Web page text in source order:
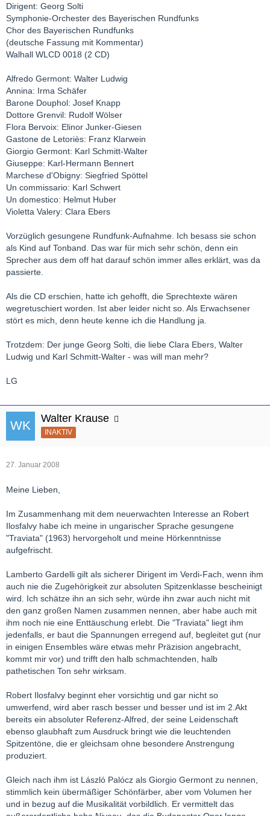
Dirigent: Georg Solti
Symphonie-Orchester des Bayerischen Rundfunks
Chor des Bayerischen Rundfunks
(deutsche Fassung mit Kommentar)
Walhall WLCD 0018 (2 CD)
Alfredo Germont: Walter Ludwig
Annina: Irma Schäfer
Barone Douphol: Josef Knapp
Dottore Grenvil: Rudolf Wölser
Flora Bervoix: Elinor Junker-Giesen
Gastone de Letoriès: Franz Klarwein
Giorgio Germont: Karl Schmitt-Walter
Giuseppe: Karl-Hermann Bennert
Marchese d'Obigny: Siegfried Spöttel
Un commissario: Karl Schwert
Un domestico: Helmut Huber
Violetta Valery: Clara Ebers
Vorzüglich gesungene Rundfunk-Aufnahme. Ich besass sie schon
als Kind auf Tonband. Das war für mich sehr schön, denn ein
Sprecher aus dem off hat darauf schön immer alles erklärt, was da
passierte.
Als die CD erschien, hatte ich gehofft, die Sprechtexte wären
wegretuschiert worden. Ist aber leider nicht so. Als Erwachsener
stört es mich, denn heute kenne ich die Handlung ja.
Trotzdem: Der junge Georg Solti, die liebe Clara Ebers, Walter
Ludwig und Karl Schmitt-Walter - was will man mehr?
LG
Walter Krause
INAKTIV
27. Januar 2008
Meine Lieben,
Im Zusammenhang mit dem neuerwachten Interesse an Robert
Ilosfalvy habe ich meine in ungarischer Sprache gesungene
"Traviata" (1963) hervorgeholt und meine Hörkenntnisse
aufgefrischt.
Lamberto Gardelli gilt als sicherer Dirigent im Verdi-Fach, wenn ihm
auch nie die Zugehörigkeit zur absoluten Spitzenklasse bescheinigt
wird. Ich schätze ihn an sich sehr, würde ihn zwar auch nicht mit
den ganz großen Namen zusammen nennen, aber habe auch mit
ihm noch nie eine Enttäuschung erlebt. Die "Traviata" liegt ihm
jedenfalls, er baut die Spannungen erregend auf, begleitet gut (nur
in einigen Ensembles wäre etwas mehr Präzision angebracht,
kommt mir vor) und trifft den halb schmachtenden, halb
pathetischen Ton sehr wirksam.
Robert Ilosfalvy beginnt eher vorsichtig und gar nicht so
umwerfend, wird aber rasch besser und besser und ist im 2.Akt
bereits ein absoluter Referenz-Alfred, der seine Leidenschaft
ebenso glaubhaft zum Ausdruck bringt wie die leuchtenden
Spitzentöne, die er gleichsam ohne besondere Anstrengung
produziert.
Gleich nach ihm ist László Palócz als Giorgio Germont zu nennen,
stimmlich kein übermäßiger Schönfärber, aber vom Volumen her
und in bezug auf die Musikalität vorbildlich. Er vermittelt das